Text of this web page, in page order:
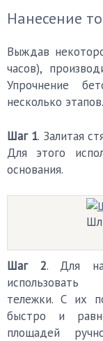
Нанесение
Выждав
часов),
Упрочнение
несколько этапов.
Шаг 1. Залитая
Для этого
основания.
Шаг 2. Для
использовать
тележки. С их
быстро и
площадей